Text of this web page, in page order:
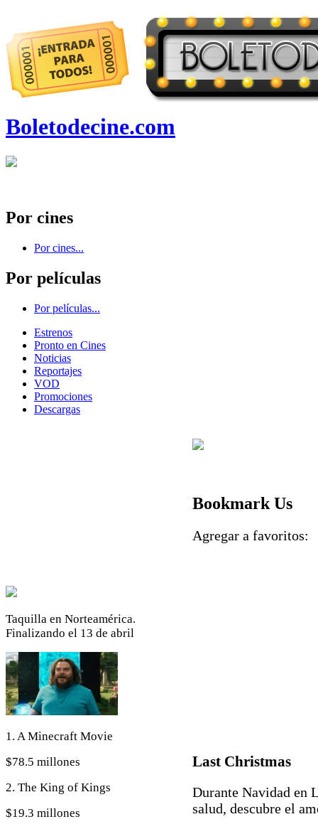
Boletodecine.com
Por cines
Por cines...
Por películas
Por películas...
Estrenos
Pronto en Cines
Noticias
Reportajes
VOD
Promociones
Descargas
Taquilla en Norteamérica.
Finalizando el 13 de abril
1. A Minecraft Movie
$78.5 millones
2. The King of Kings
$19.3 millones
Bookmark Us
Agregar a
Last Christmas
Durante Navidad en
salud, descubre el